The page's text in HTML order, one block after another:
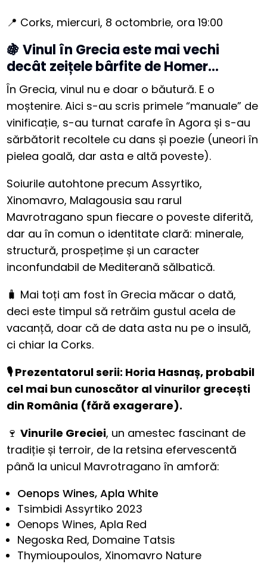
📍 Corks, miercuri, 8 octombrie, ora 19:00
🍇 Vinul în Grecia este mai vechi
decât zeițele bârfite de Homer…
În Grecia, vinul nu e doar o băutură. E o
moștenire. Aici s-au scris primele “manuale” de
vinificație, s-au turnat carafe în Agora și s-au
sărbătorit recoltele cu dans și poezie (uneori în
pielea goală, dar asta e altă poveste).
Soiurile autohtone precum Assyrtiko,
Xinomavro, Malagousia sau rarul
Mavrotragano spun fiecare o poveste diferită,
dar au în comun o identitate clară: minerale,
structură, prospețime și un caracter
inconfundabil de Mediterană sălbatică.
🧳 Mai toți am fost în Grecia măcar o dată,
deci este timpul să retrăim gustul acela de
vacanță, doar că de data asta nu pe o insulă,
ci chiar la Corks.
🎙️ Prezentatorul serii: Horia Hasnaș, probabil
cel mai bun cunoscător al vinurilor grecești
din România (fără exagerare).
🍷Vinurile Greciei, un amestec fascinant de
tradiție și terroir, de la retsina efervescentă
până la unicul Mavrotragano în amforă:
Oenops Wines, Apla White
Tsimbidi Assyrtiko 2023
Oenops Wines, Apla Red
Negoska Red, Domaine Tatsis
Thymioupoulos, Xinomavro Nature